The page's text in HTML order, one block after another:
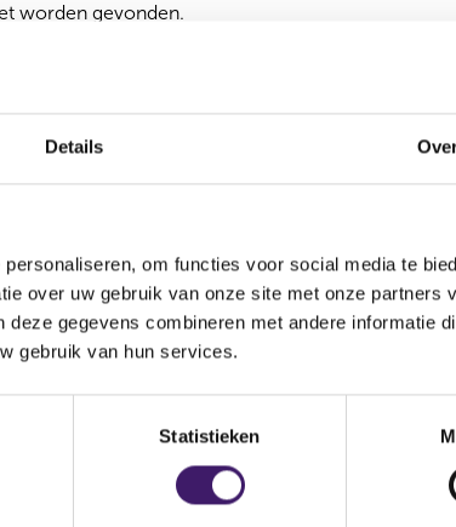
Details
om functies voor social media te
over uw gebruik van onze site met onze partners
gegevens combineren met andere informatie
gebruik van hun services.
Statistieken
worden gevonden.